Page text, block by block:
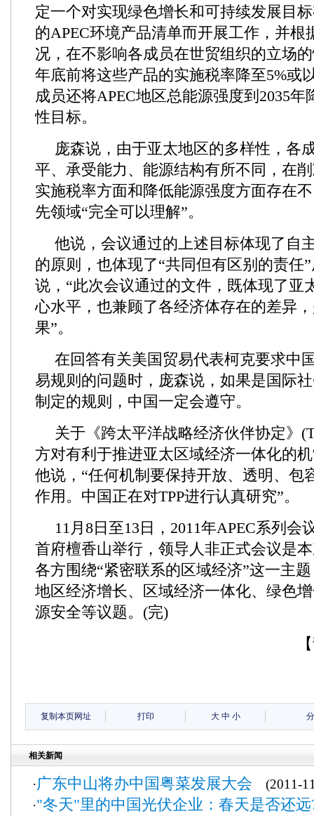
定一个对实现绿色增长和可持续发展目
的APEC环境产品清单而开展工作，并根
况，在不影响各成员在世贸组织的立场
年底前将这些产品的实施税率降至5%或
成员还将APEC地区总能源强度到2035年
性目标。
庞森说，由于亚太地区的多样性，各
平、承受能力、能源结构有所不同，在
实施税率方面和降低能源强度方面存在
先领域“完全可以理解”。
他说，会议通过的上述目标体现了自
的原则，也体现了“共同但有区别的责任
说，“此次会议通过的文件，既体现了亚
心水平，也兼顾了各经济体存在的差异
果”。
在回答有关美国贸易代表柯克要求中
易规则的问题时，庞森说，如果是国际
制定的规则，中国一定会遵守。
关于《跨太平洋战略经济伙伴协定》
方对有利于推进亚太区域经济一体化的
他说，“任何机制要保持开放、透明、包
作用。中国正在对TPP进行认真研究”。
11月8日至13日，2011年APEC系列会
首府檀香山举行，领导人非正式会议是
各方围绕“紧密联系的区域经济”这一主
地区经济增长、区域经济一体化、绿色
源安全等议题。(完)
复制本页网址 打印 大 中 小
相关新闻
·广东中山将办中国粤菜发展大会 (2011-
·"冬天"里的中国光伏企业：春天是否还远